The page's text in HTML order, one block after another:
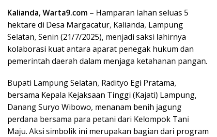
Kalianda, Warta9.com – Hamparan lahan seluas 5
hektare di Desa Margacatur, Kalianda, Lampung
Selatan, Senin (21/7/2025), menjadi saksi lahirnya
kolaborasi kuat antara aparat penegak hukum dan
pemerintah daerah dalam menjaga ketahanan pangan.
Bupati Lampung Selatan, Radityo Egi Pratama,
bersama Kepala Kejaksaan Tinggi (Kajati) Lampung,
Danang Suryo Wibowo, menanam benih jagung
perdana bersama para petani dari Kelompok Tani
Maju. Aksi simbolik ini merupakan bagian dari program